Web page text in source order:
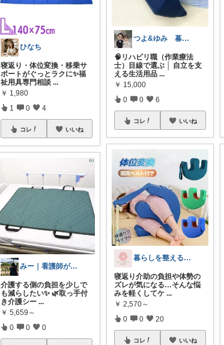
ひなち
寝返り・体位変換・移乗サ
ポートがぐっとラクに✨福
祉用具専門相談 ...
￥ 1,980
1 0 4
コレ いいね
みー｜看護師が選ぶ介護用品と暮らし
介護する側の負担を少しで
も減らしたい✨ 🌿取っ手付
き介護シー ...
￥ 5,659～
0 0 0
つよ&ゆみ 暮らしが快適になる便利グッズ
🧠リハビリ職（作業療法
士）目線で選ぶ │ 自立を支
える生活用品 ...
￥ 15,000
0 0 6
コレ いいね
暮らしを整える研究所🍀
寝返り介助の負担や体勢の
ズレが気になる…そんな悩
みを軽くしてケ ...
￥ 2,570～
0 0 20
コレ いいね